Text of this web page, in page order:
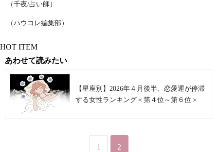
（千夜/占い師）
（ハウコレ編集部）
HOT ITEM
あわせて読みたい
【星座別】2026年４月後半、恋愛運が停滞
する女性ランキング＜第４位～第６位＞
1 2